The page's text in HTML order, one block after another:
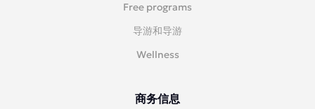
Free programs
导游和导游
Wellness
商务信息